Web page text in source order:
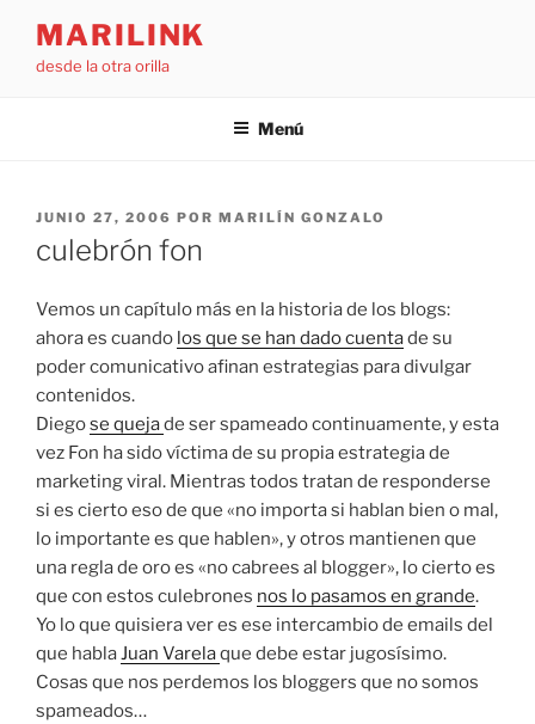
contenido
MARILINK
desde la otra orilla
Menú
PUBLICADO
JUNIO 27, 2006 POR MARILÍN GONZALO
culebrón fon
Vemos un capítulo más en la historia de los blogs:
ahora es cuando los que se han dado cuentade su
poder comunicativo afinan estrategias para divulgar
contenidos.
Diegose quejade ser spameado continuamente, y esta
vez Fon ha sido víctima de su propia estrategia de
marketing viral. Mientras todos tratan de responderse
si es cierto eso de que «no importa si hablan bien o mal,
lo importante es que hablen», y otros mantienen que
una regla de oro es «no cabrees al blogger», lo cierto es
que con estos culebrones nos lo pasamos en grande.
Yo lo que quisiera ver es ese intercambio de emails del
que hablaJuan Varelaque debe estar jugosísimo.
Cosas que nos perdemos los bloggers que no somos
spameados…